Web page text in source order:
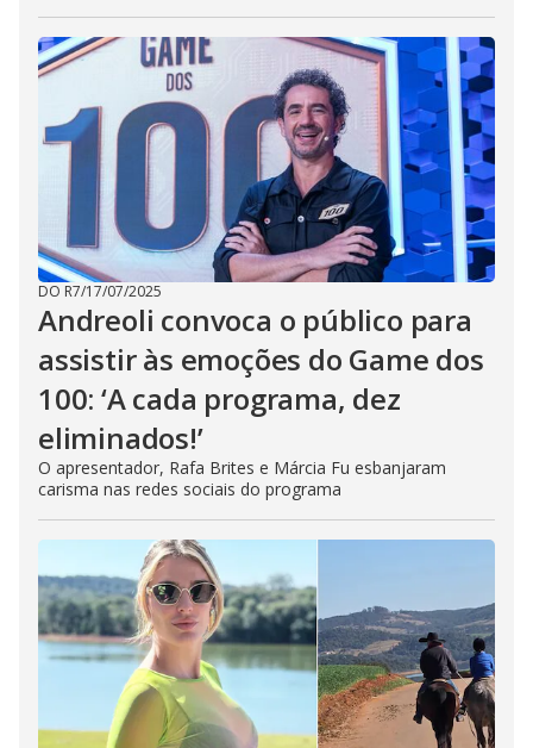
DO R7/17/07/2025
Andreoli convoca o público para
assistir às emoções do Game dos
100: ‘A cada programa, dez
eliminados!’
O apresentador, Rafa Brites e Márcia Fu esbanjaram
carisma nas redes sociais do programa